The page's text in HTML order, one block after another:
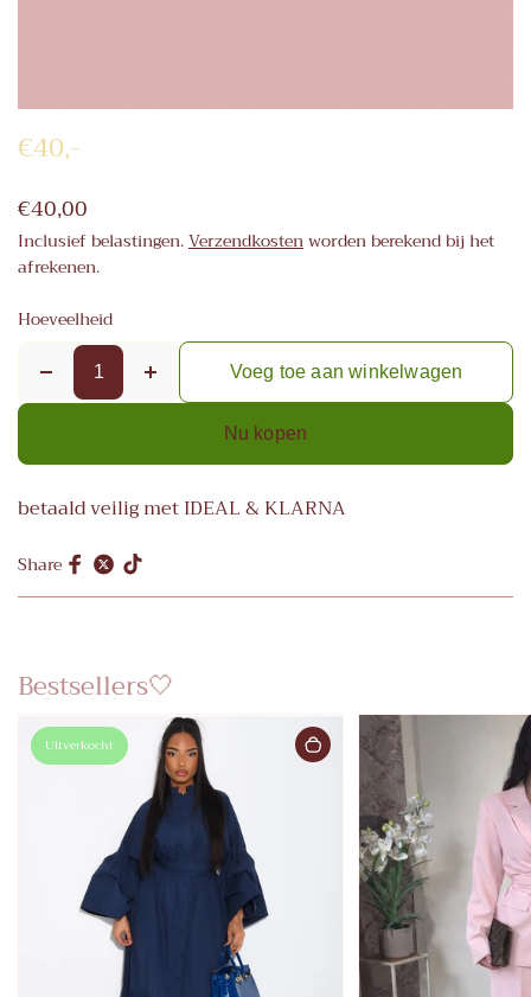
€40,-
€40,00
Inclusief belastingen.Verzendkostenworden berekend bij het
afrekenen.
Hoeveelheid
Voeg toe aan winkelwagen
Nu kopen
betaald veilig met IDEAL & KLARNA
Share
Bestsellers🤍
Uitverkocht